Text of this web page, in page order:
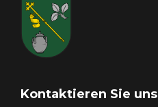
Kontaktieren Sie uns